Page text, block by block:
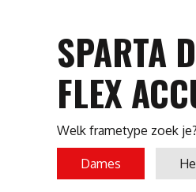
SPARTA
FLEX
Welk frametype zoek je?
Dames